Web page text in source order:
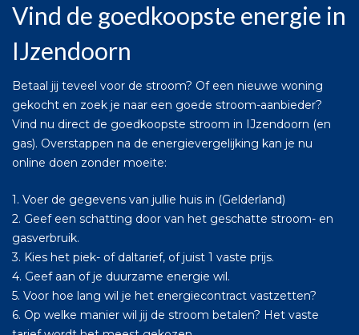
Vind de goedkoopste energie in
IJzendoorn
Betaal jij teveel voor de stroom? Of een nieuwe woning
gekocht en zoek je naar een goede stroom-aanbieder?
Vind nu direct de goedkoopste stroom in IJzendoorn (en
gas). Overstappen na de energievergelijking kan je nu
online doen zonder moeite:
1. Voer de gegevens van jullie huis in (Gelderland)
2. Geef een schatting door van het geschatte stroom- en
gasverbruik.
3. Kies het piek- of daltarief, of juist 1 vaste prijs.
4. Geef aan of je duurzame energie wil.
5. Voor hoe lang wil je het energiecontract vastzetten?
6. Op welke manier wil jij de stroom betalen? Het vaste